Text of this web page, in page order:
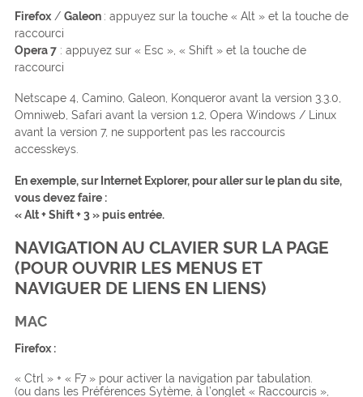
Firefox/ Galeon : appuyez sur la touche « Alt » et la touche de
raccourci
Opera 7: appuyez sur « Esc », « Shift » et la touche de
raccourci
Netscape 4, Camino, Galeon, Konqueror avant la version 3.3.0,
Omniweb, Safari avant la version 1.2, Opera Windows / Linux
avant la version 7, ne supportent pas les raccourcis
accesskeys.
En exemple, sur Internet Explorer, pour aller sur le plan du site,
vous devez faire :
« Alt + Shift + 3 » puis entrée.
NAVIGATION AU CLAVIER SUR LA PAGE
(POUR OUVRIR LES MENUS ET
NAVIGUER DE LIENS EN LIENS)
MAC
Firefox:
« Ctrl » + « F7 » pour activer la navigation par tabulation.
(ou dans les Préférences Sytème, à l’onglet « Raccourcis »,